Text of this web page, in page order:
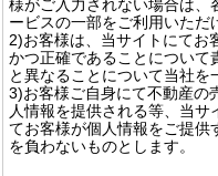
様がご入力されない場合は、
ービスの一部をご利用いただ
2)お客様は、当サイトにてお
かつ正確であることについて
と異なることについて当社を
3)お客様ご自身にて不動産の
人情報を提供される等、当
てお客様が個人情報をご提供
を負わないものとします。